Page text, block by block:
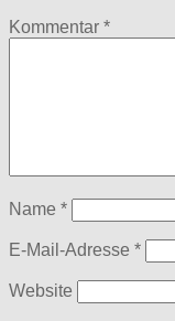
Kommentar *
Name *
E-Mail-Adresse *
Website